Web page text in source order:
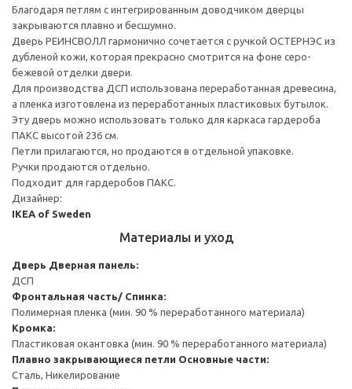
Благодаря петлям с интегрированным доводчиком дверцы
закрываются плавно и бесшумно.
Дверь РЕИНСВОЛЛ гармонично сочетается с ручкой ОСТЕРНЭС из
дубленой кожи, которая прекрасно смотрится на фоне серо-
бежевой отделки двери.
Для производства ДСП использована переработанная древесина,
а пленка изготовлена из переработанных пластиковых бутылок.
Эту дверь можно использовать только для каркаса гардероба
ПАКС высотой 236 см.
Петли прилагаются, но продаются в отдельной упаковке.
Ручки продаются отдельно.
Подходит для гардеробов ПАКС.
Дизайнер:
IKEA of Sweden
Материалы и уход
Дверь Дверная панель:
ДСП
Фронтальная часть/ Спинка:
Полимерная пленка (мин. 90 % переработанного материала)
Кромка:
Пластиковая окантовка (мин. 90 % переработанного материала)
Плавно закрывающиеся петли Основные части:
Сталь, Никелирование